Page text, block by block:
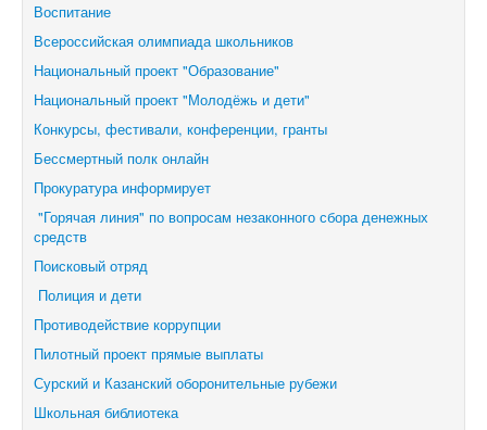
Воспитание
Всероссийская олимпиада школьников
Национальный проект "Образование"
Национальный проект "Молодёжь и дети"
Конкурсы, фестивали, конференции, гранты
Бессмертный полк онлайн
Прокуратура информирует
"Горячая линия" по вопросам незаконного сбора денежных
средств
Поисковый отряд
Полиция и дети
Противодействие коррупции
Пилотный проект прямые выплаты
Сурский и Казанский оборонительные рубежи
Школьная библиотека